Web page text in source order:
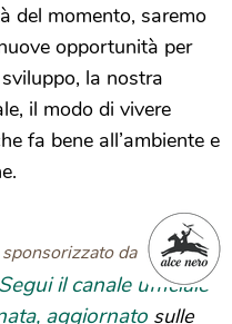
del momento, saremo
opportunità per
la nostra
il modo di vivere
fa bene all’ambiente e
sponsorizzato da
Segui il canale ufficiale
aggiornato sulle